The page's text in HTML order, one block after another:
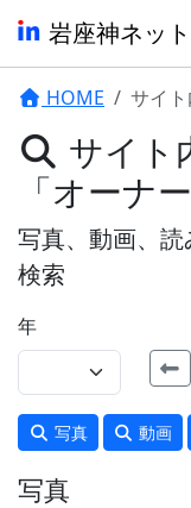
岩座神ネット
HOME サイ
サイト
「オーナ
写真、動画、
検索
年
写真 動画
写真